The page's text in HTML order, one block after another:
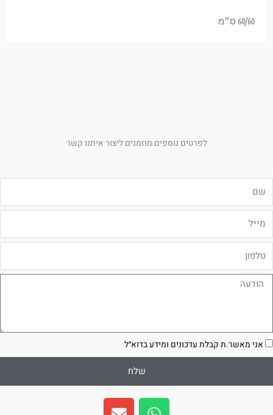
60/60 ס״מ
לפרטים נוספים מוזמנים ליצור איתנו קשר
אני מאשר.ת קבלת עדכונים ומידע בדוא״ל
שלח
W
E